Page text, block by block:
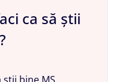
ca să știi